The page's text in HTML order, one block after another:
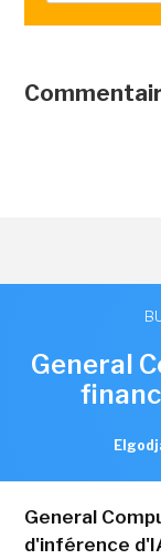
General
General
d'inférence